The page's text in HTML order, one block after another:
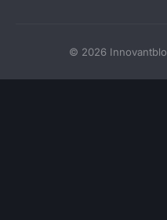
© 2026